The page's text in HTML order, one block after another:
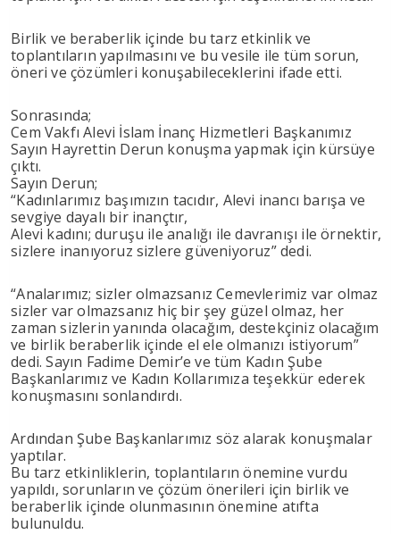
Birlik ve beraberlik içinde bu tarz etkinlik ve
toplantıların yapılmasını ve bu vesile ile tüm sorun,
öneri ve çözümleri konuşabileceklerini ifade etti.
Sonrasında;
Cem Vakfı Alevi İslam İnanç Hizmetleri Başkanımız
Sayın Hayrettin Derun konuşma yapmak için kürsüye
çıktı.
Sayın Derun;
“Kadınlarımız başımızın tacıdır, Alevi inancı barışa ve
sevgiye dayalı bir inançtır,
Alevi kadını; duruşu ile analığı ile davranışı ile örnektir,
sizlere inanıyoruz sizlere güveniyoruz” dedi.
“Analarımız; sizler olmazsanız Cemevlerimiz var olmaz
sizler var olmazsanız hiç bir şey güzel olmaz, her
zaman sizlerin yanında olacağım, destekçiniz olacağım
ve birlik beraberlik içinde el ele olmanızı istiyorum”
dedi. Sayın Fadime Demir’e ve tüm Kadın Şube
Başkanlarımız ve Kadın Kollarımıza teşekkür ederek
konuşmasını sonlandırdı.
Ardından Şube Başkanlarımız söz alarak konuşmalar
yaptılar.
Bu tarz etkinliklerin, toplantıların önemine vurdu
yapıldı, sorunların ve çözüm önerileri için birlik ve
beraberlik içinde olunmasının önemine atıfta
bulunuldu.